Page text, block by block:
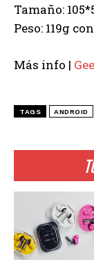
Tamaño:
Peso: 119g
Más info |
TAGS ANDROID